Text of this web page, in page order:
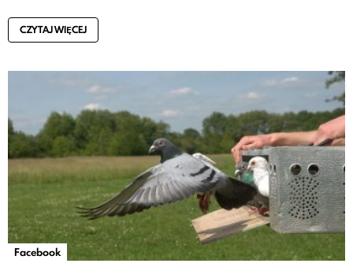
CZYTAJ WIĘCEJ
Facebook